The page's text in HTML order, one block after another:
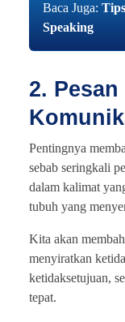
Baca Juga:
Speaking
2.
Pentingnya
sebab seringkali
dalam kalimat
tubuh yang
Kita akan
menyiratkan
ketidaksetujuan,
tepat.